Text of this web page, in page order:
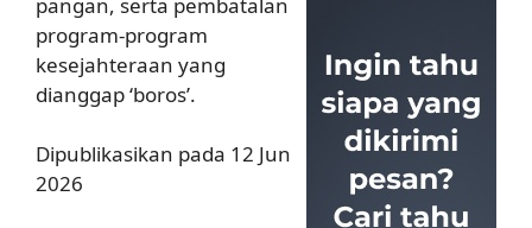
program-program
kesejahteraan yang
dianggap ‘boros’.
Dipublikasikan pada 12 Jun
2026